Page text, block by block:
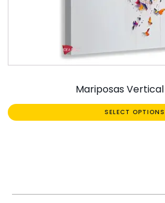
Mariposas Vertical
SELECT OPTIONS